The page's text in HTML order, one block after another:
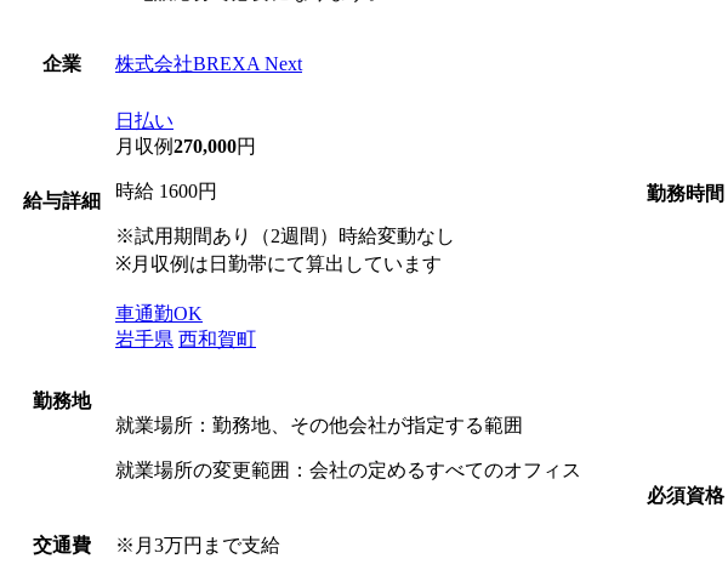
企業 株式会社BREXA Next
給与詳細
日払い
月収例270,000円
時給 1600円
※試用期間あり（2週間）時給変動なし
※月収例は日勤帯にて算出しています
勤務地
車通勤OK
岩手県 西和賀町
就業場所：勤務地、その他会社が指定する範囲
就業場所の変更範囲：会社の定めるすべてのオフィス
交通費 ※月3万円まで支給
勤務時間
必須資格